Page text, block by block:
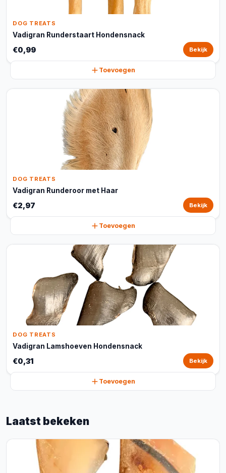
DOG TREATS
Vadigran Runderstaart Hondensnack
€0,99 Bekijk
Toevoegen
DOG TREATS
Vadigran Runderoor met Haar
€2,97 Bekijk
Toevoegen
DOG TREATS
Vadigran Lamshoeven Hondensnack
€0,31 Bekijk
Toevoegen
Laatst bekeken